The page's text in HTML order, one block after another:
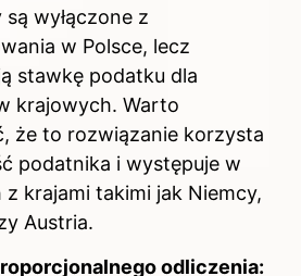
wyłączone z
w Polsce, lecz
stawkę podatku dla
krajowych. Warto
że to rozwiązanie korzysta
podatnika i występuje w
z krajami takimi jak Niemcy,
Austria.
odliczenia: